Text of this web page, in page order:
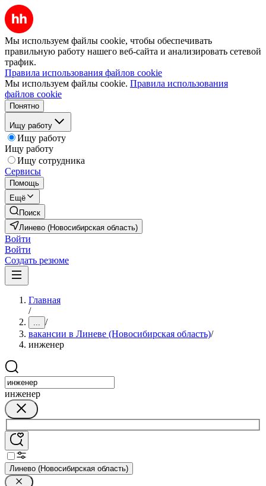
Мы используем файлы cookie, чтобы обеспечивать
правильную работу нашего веб-сайта и анализировать сетевой
трафик.
Правила использования файлов cookie
Мы используем файлы cookie. Правила использования
файлов cookie
Понятно
Ищу работу
Ищу работу
Ищу работу
Ищу сотрудника
Сервисы
Помощь
Ещё
Поиск
Линево (Новосибирская область)
Войти
Войти
Создать резюме
Главная
/
... /
вакансии в Линеве (Новосибирская область)/
инженер
инженер
Линево (Новосибирская область)